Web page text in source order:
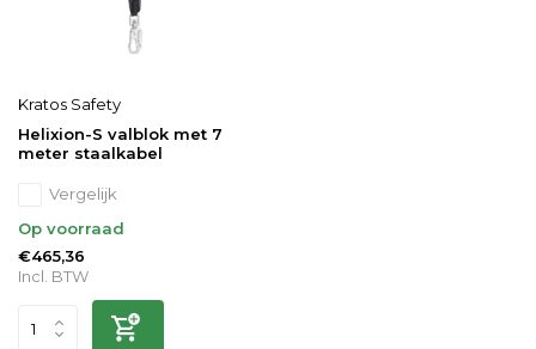
Kratos Safety
Helixion-S valblok met 7
meter staalkabel
Vergelijk
Op voorraad
€465,36
Incl. BTW